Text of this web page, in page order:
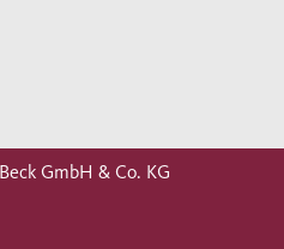
GmbH & Co. KG